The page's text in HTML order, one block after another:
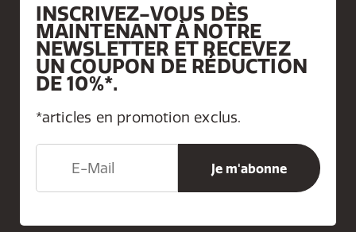
INSCRIVEZ-VOUS DÈS
MAINTENANT À NOTRE
NEWSLETTER ET RECEVEZ
UN COUPON DE RÉDUCTION
DE 10%*.
*articles en promotion exclus.